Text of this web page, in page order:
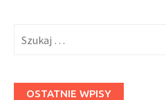
OSTATNIE WPISY